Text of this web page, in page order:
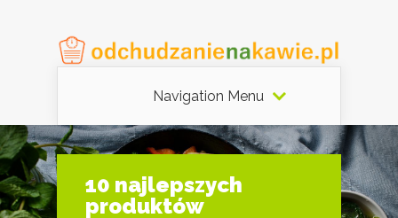
Navigation Menu
10 najlepszych
produktów